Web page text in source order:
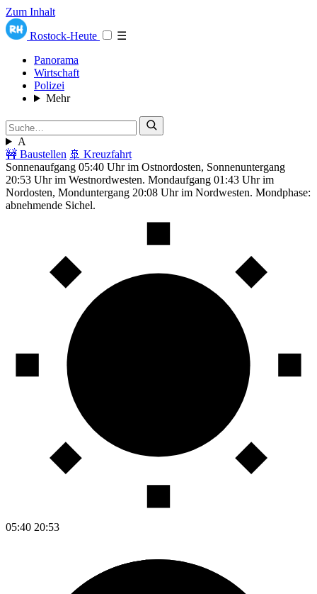
Zum Inhalt
Rostock-Heute
☰
Panorama
Wirtschaft
Polizei
Mehr
A
🚧 Baustellen 🚢 Kreuzfahrt
Sonnenaufgang 05:40 Uhr im Ostnordosten, Sonnenuntergang
20:53 Uhr im Westnordwesten. Mondaufgang 01:43 Uhr im
Nordosten, Monduntergang 20:08 Uhr im Nordwesten. Mondphase:
abnehmende Sichel.
05:40 20:53